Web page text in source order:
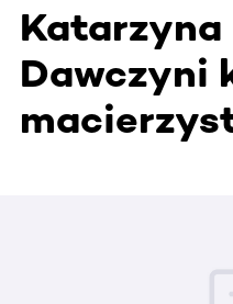
Katarzyna
Dawczyni